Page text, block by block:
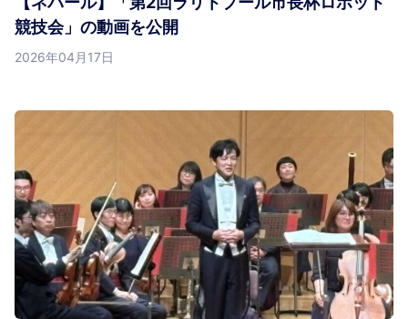
競技会」の動画を公開
2026年04月17日